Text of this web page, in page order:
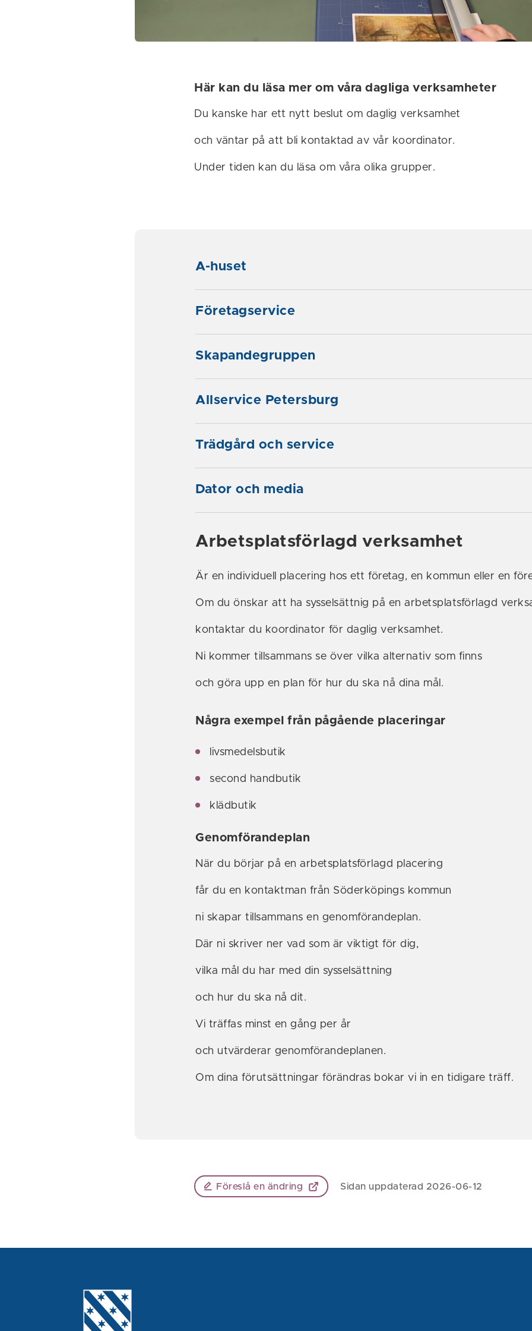
Här kan du läsa mer om våra dagliga verksamheter
Du kanske har ett nytt beslut om daglig verksamhet
och väntar på att bli kontaktad av vår koordinator.
Under tiden kan du läsa om våra olika grupper.
A-huset
Företagservice
Skapandegruppen
Allservice Petersburg
Trädgård och service
Dator och media
Arbetsplatsförlagd verksamhet
Är en individuell placering hos ett företag, en kommun eller en
Om du önskar att ha sysselsättnig på en arbetsplatsförlagd
kontaktar du koordinator för daglig verksamhet.
Ni kommer tillsammans se över vilka alternativ som finns
och göra upp en plan för hur du ska nå dina mål.
Några exempel från pågående placeringar
livsmedelsbutik
second handbutik
klädbutik
Genomförandeplan
När du börjar på en arbetsplatsförlagd placering
får du en kontaktman från Söderköpings kommun
ni skapar tillsammans en genomförandeplan.
Där ni skriver ner vad som är viktigt för dig,
vilka mål du har med din sysselsättning
och hur du ska nå dit.
Vi träffas minst en gång per år
och utvärderar genomförandeplanen.
Om dina förutsättningar förändras bokar vi in en tidigare träff.
Föreslå en ändring Sidan uppdaterad 2026-06-12